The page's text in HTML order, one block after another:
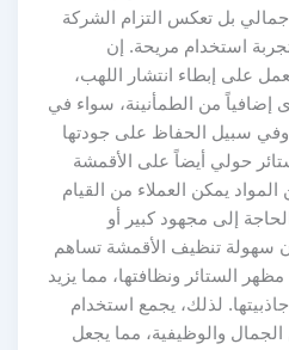
بل تعكس التزام الشركة
استخدام مريحة. إن
على إبطاء انتشار اللهب،
من الطمأنينة، سواء في
سبيل الحفاظ على جودتها
حولي أيضاً على الأقمشة
يمكن العملاء من القيام
إلى مجهود كبير أو
تنظيف الأقمشة تساهم
الستائر ونظافتها، مما يزيد
لذلك، يجمع استخدام
والوظيفية، مما يجعل